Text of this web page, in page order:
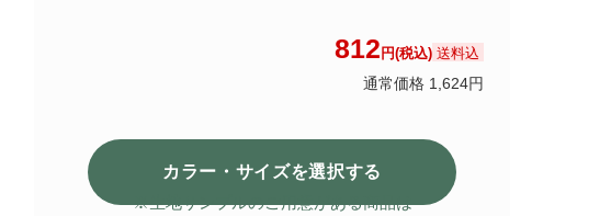
812 円(税込) 送料込
通常価格 1,624円
カラー・サイズを選択する
※生地サンプルのご用意がある商品は